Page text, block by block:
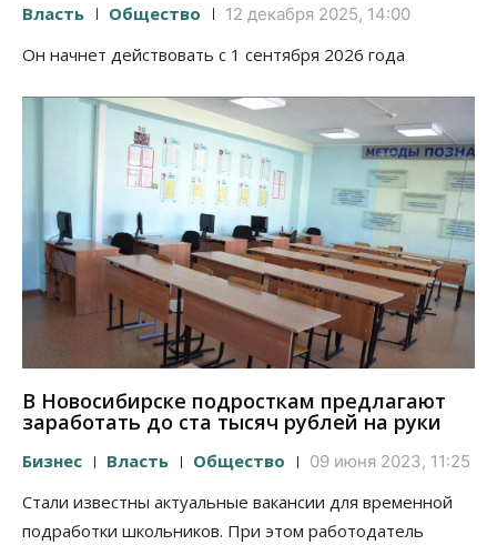
Власть Общество 12 декабря 2025, 14:00
Он начнет действовать с 1 сентября 2026 года
В Новосибирске подросткам предлагают
заработать до ста тысяч рублей на руки
Бизнес Власть Общество 09 июня 2023, 11:25
Стали известны актуальные вакансии для временной
подработки школьников. При этом работодатель